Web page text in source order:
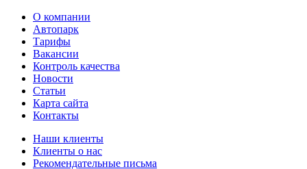
О компании
Автопарк
Тарифы
Вакансии
Контроль качества
Новости
Статьи
Карта сайта
Контакты
Наши клиенты
Клиенты о нас
Рекомендательные письма